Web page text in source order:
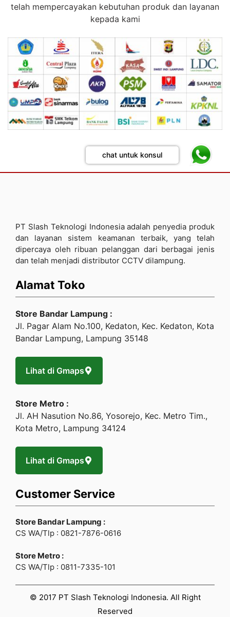
telah mempercayakan kebutuhan produk dan layanan
kepada kami
chat untuk konsul
PT Slash Teknologi Indonesia adalah penyedia produk
dan layanan sistem keamanan terbaik, yang telah
dipercaya oleh ribuan pelanggan dari berbagai jenis
dan telah menjadi distributor CCTV dilampung.
Alamat Toko
Store Bandar Lampung :
Jl. Pagar Alam No.100, Kedaton, Kec. Kedaton, Kota
Bandar Lampung, Lampung 35148
Lihat di Gmaps
Store Metro :
Jl. AH Nasution No.86, Yosorejo, Kec. Metro Tim.,
Kota Metro, Lampung 34124
Lihat di Gmaps
Customer Service
Store Bandar Lampung :
CS WA/Tlp : 0821-7876-0616
Store Metro :
CS WA/Tlp : 0811-7335-101
© 2017 PT Slash Teknologi Indonesia. All Right
Reserved